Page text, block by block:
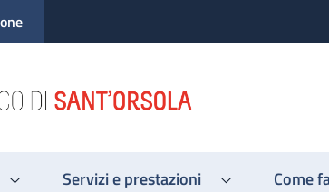
Servizi e prestazioni Come